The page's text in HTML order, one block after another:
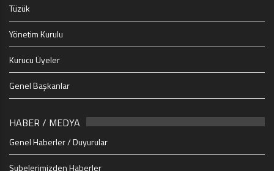
Tüzük
Yönetim Kurulu
Kurucu Üyeler
Genel Başkanlar
HABER / MEDYA
Genel Haberler / Duyurular
Şubelerimizden Haberler